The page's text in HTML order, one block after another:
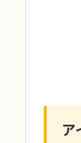
ア